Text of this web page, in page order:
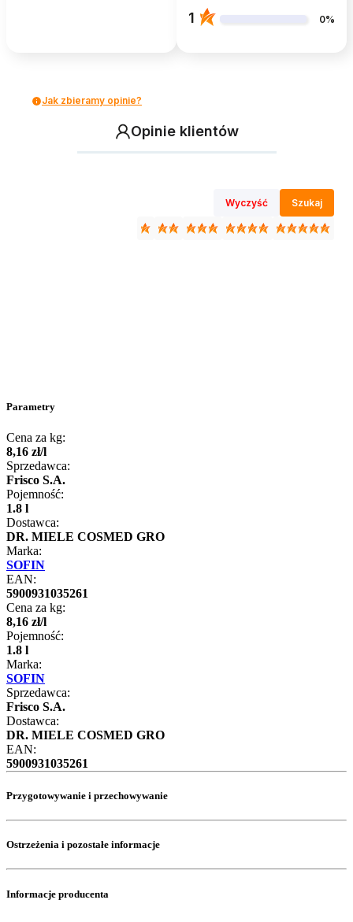
1 0%
Jak zbieramy opinie?
Opinie klientów
Wyczyść Szukaj
Parametry
Cena za kg:
8,16 zł/l
Sprzedawca:
Frisco S.A.
Pojemność:
1.8 l
Dostawca:
DR. MIELE COSMED GRO
Marka:
SOFIN
EAN:
5900931035261
Cena za kg:
8,16 zł/l
Pojemność:
1.8 l
Marka:
SOFIN
Sprzedawca:
Frisco S.A.
Dostawca:
DR. MIELE COSMED GRO
EAN:
5900931035261
Przygotowywanie i przechowywanie
Ostrzeżenia i pozostałe informacje
Informacje producenta